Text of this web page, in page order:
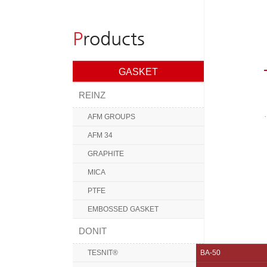
Products
GASKET
REINZ
AFM GROUPS
AFM 34
GRAPHITE
MICA
PTFE
EMBOSSED GASKET
DONIT
TESNIT® BA-50